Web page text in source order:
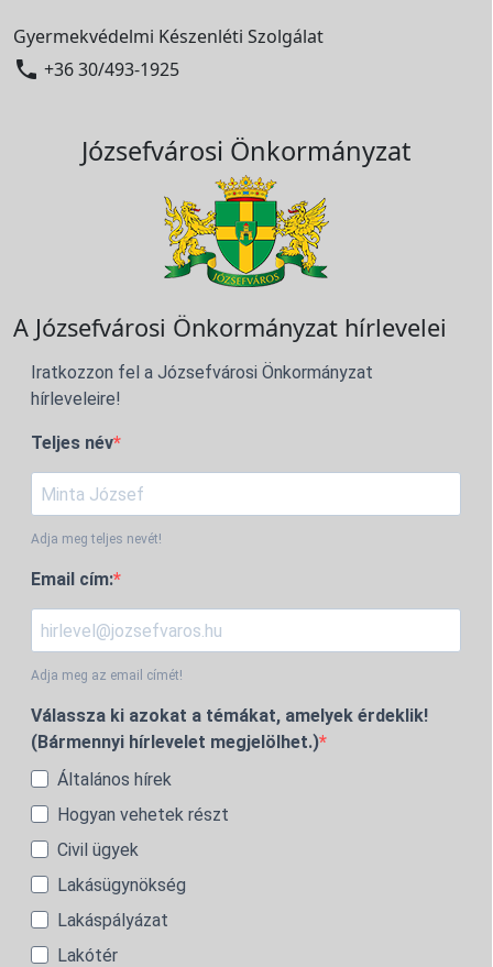
Gyermekvédelmi Készenléti Szolgálat
 +36 30/493-1925
Józsefvárosi Önkormányzat
A Józsefvárosi Önkormányzat hírlevelei
Iratkozzon fel a Józsefvárosi Önkormányzat
hírleveleire!
Teljes név
Adja meg teljes nevét!
Email cím:
Adja meg az email címét!
Válassza ki azokat a témákat, amelyek érdeklik!
(Bármennyi hírlevelet megjelölhet.)
Általános hírek
Hogyan vehetek részt
Civil ügyek
Lakásügynökség
Lakáspályázat
Lakótér